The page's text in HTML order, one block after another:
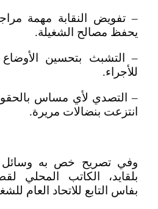
– تفويض النقابة مهمة
يحفظ مصالح الشغيلة.
– التشبث بتحسين الأوضاع
للأجراء.
– التصدي لأي مساس
انتزعت بنضالات مريرة.
وفي تصريح خص به وسائل
بلقايد، الكاتب المحلي
بفاس التابع للاتحاد العام